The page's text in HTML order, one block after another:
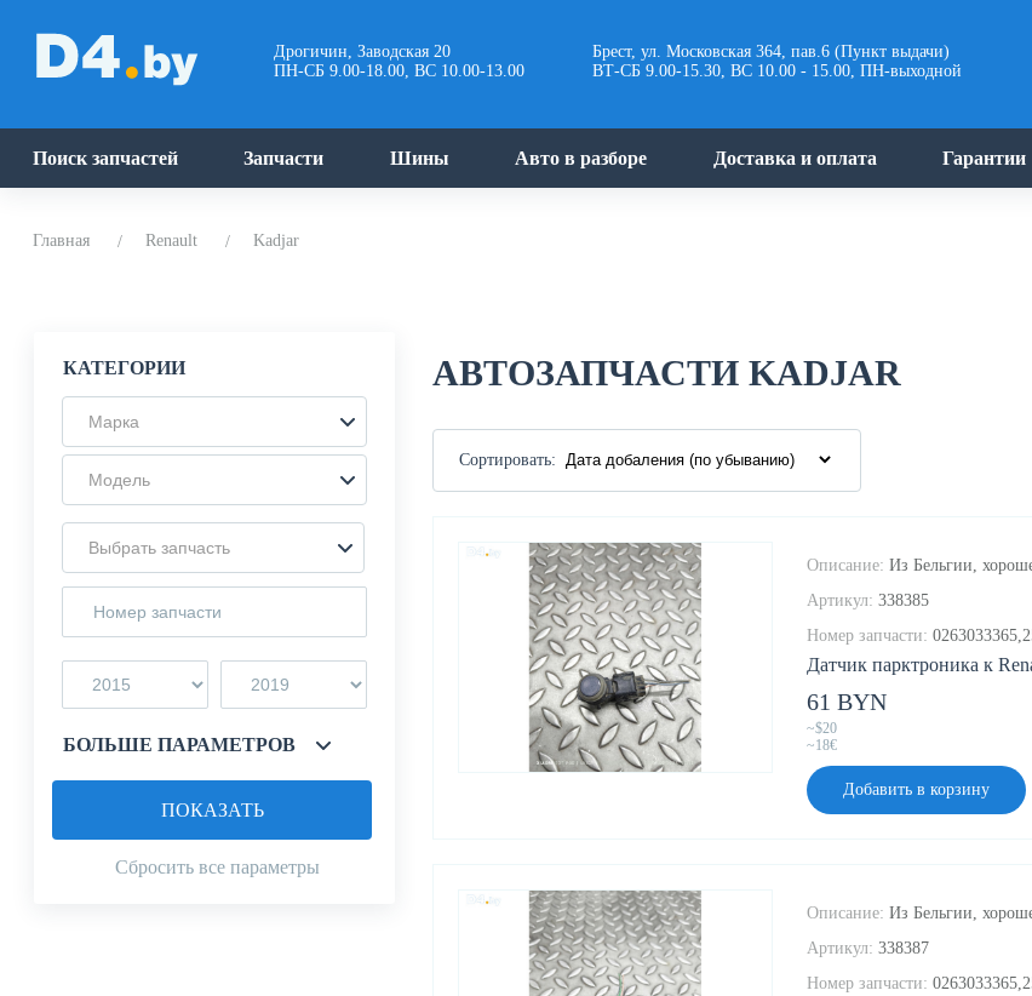
Дрогичин, Заводская 20
ПН-СБ 9.00-18.00, ВС 10.00-13.00
Брест, ул. Московская 364, пав.6 (Пункт выдачи)
ВТ-СБ 9.00-15.30, ВС 10.00 - 15.00, ПН-выходной
Поиск запчастей Запчасти Шины Авто в разборе Доставка и оплата Гарантии
Главная Renault Kadjar
КАТЕГОРИИ
Марка
Модель
Выбрать запчасть
БОЛЬШЕ ПАРАМЕТРОВ
Сбросить все параметры
ПОКАЗАТЬ
АВТОЗАПЧАСТИ KADJAR
Сортировать:
Датчик парктроника к
Описание: Из Бельгии,
Артикул: 338385
Номер запчасти:
61 BYN
~$20
~18€
Добавить в корзину
Описание: Из Бельгии,
Артикул: 338387
Номер запчасти: